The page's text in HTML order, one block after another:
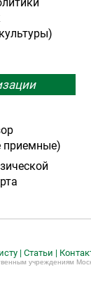
приемные)
| Статьи |
учреждениям